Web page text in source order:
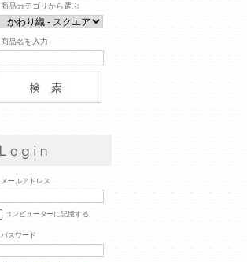
商品カテゴリから選ぶ
商品名を入力
メールアドレス
コンピューターに記憶する
パスワード